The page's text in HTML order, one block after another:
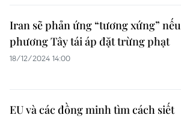
Iran sẽ phản ứng “tương xứng” nếu
phương Tây tái áp đặt trừng phạt
18/12/2024 14:00
EU và các đồng minh tìm cách siết